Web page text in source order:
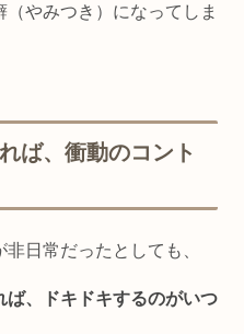
やみつき）になってしま
ば、衝動のコント
日常だったとしても、
ば、ドキドキするのがいつ